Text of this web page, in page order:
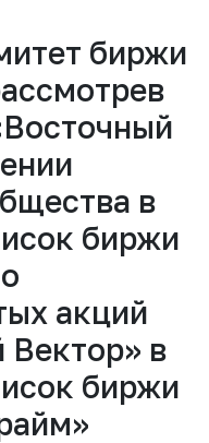
биржи
в
биржи
акций
в
биржи